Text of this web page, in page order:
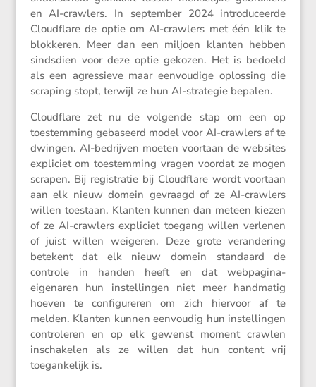
en AI-crawlers. In september 2024 intro­du­ceerde
Cloud­flare de optie om AI-crawlers met één klik te
blokkeren. Meer dan een miljoen klanten hebben
sinds­dien voor deze optie gekozen. Het is bedoeld
als een agres­sieve maar eenvou­dige oplos­sing die
scraping stopt, terwijl ze hun AI-strategie bepalen.
Cloud­flare zet nu de volgende stap om een op
toestem­ming gebaseerd model voor AI-crawlers af te
dwingen. AI-bedrijven moeten voortaan de websites
expli­ciet om toestem­ming vragen voordat ze mogen
scrapen. Bij registratie bij Cloud­flare wordt voortaan
aan elk nieuw domein gevraagd of ze AI-crawlers
willen toestaan. Klanten kunnen dan meteen kiezen
of ze AI-crawlers expli­ciet toegang willen verlenen
of juist willen weigeren. Deze grote veran­de­ring
betekent dat elk nieuw domein standaard de
controle in handen heeft en dat webpa­gina-
eigenaren hun instel­lingen niet meer handmatig
hoeven te confi­gu­reren om zich hiervoor af te
melden. Klanten kunnen eenvoudig hun instel­lingen
contro­leren en op elk gewenst moment crawlen
inscha­kelen als ze willen dat hun content vrij
toegan­ke­lijk is.